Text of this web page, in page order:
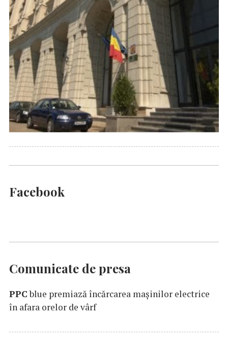
Facebook
Comunicate de presa
PPCblue premiază încărcarea maşinilor electrice
în afara orelor de vârf